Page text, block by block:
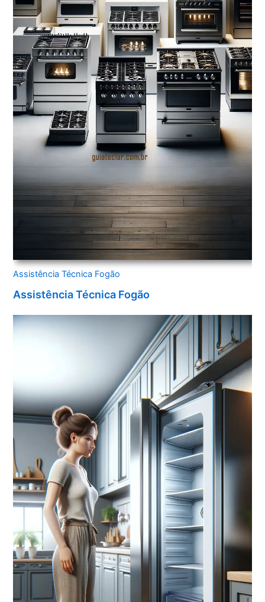
Assistência Técnica Fogão
Assistência Técnica Fogão